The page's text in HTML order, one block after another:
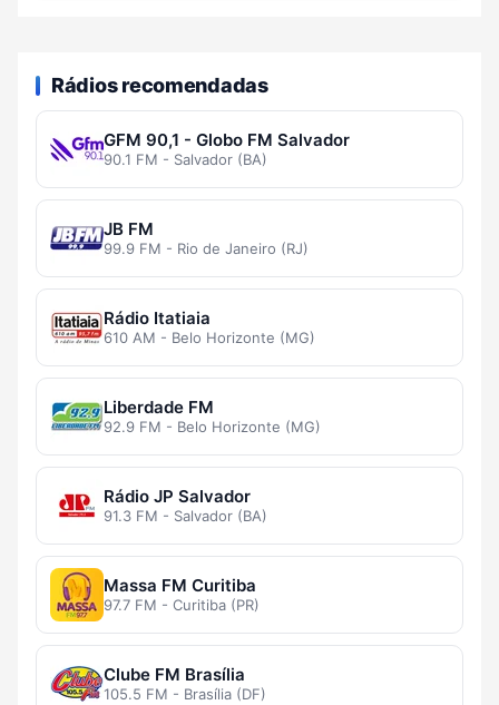
Rádios recomendadas
GFM 90,1 - Globo FM Salvador
90.1 FM - Salvador (BA)
JB FM
99.9 FM - Rio de Janeiro (RJ)
Rádio Itatiaia
610 AM - Belo Horizonte (MG)
Liberdade FM
92.9 FM - Belo Horizonte (MG)
Rádio JP Salvador
91.3 FM - Salvador (BA)
Massa FM Curitiba
97.7 FM - Curitiba (PR)
Clube FM Brasília
105.5 FM - Brasília (DF)